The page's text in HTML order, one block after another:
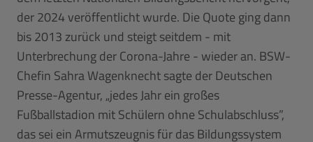
der 2024 veröffentlicht wurde. Die Quote ging dann
bis 2013 zurück und steigt seitdem - mit
Unterbrechung der Corona-Jahre - wieder an. BSW-
Chefin Sahra Wagenknecht sagte der Deutschen
Presse-Agentur, „jedes Jahr ein großes
Fußballstadion mit Schülern ohne Schulabschluss”,
das sei ein Armutszeugnis für das Bildungssystem